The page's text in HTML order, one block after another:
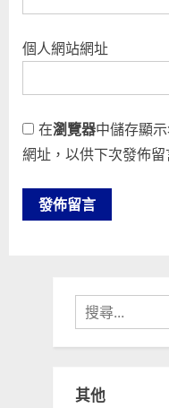
個人網站網址
在瀏覽器中儲存顯
網址，以供下次發佈留
搜
尋
關
字:
其他